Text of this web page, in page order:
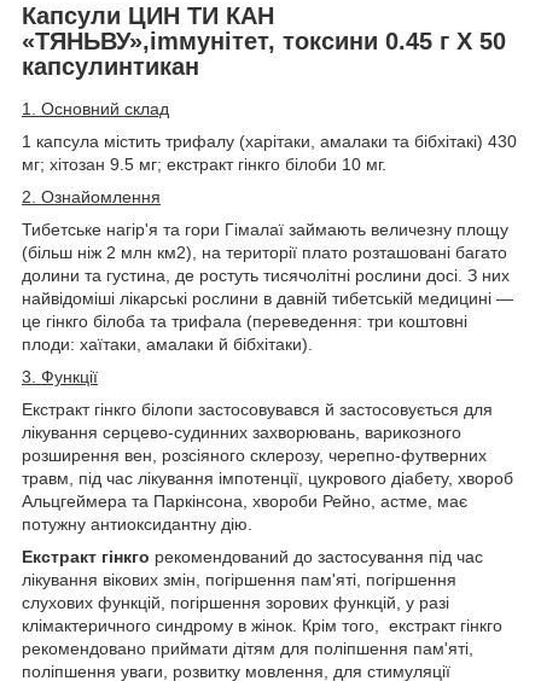
Капсули ЦИН ТИ КАН
«ТЯНЬВУ»,imмунітет, токсини 0.45 г Х 50
капсулинтикан
1. Основний склад
1 капсула містить трифалу (харітаки, амалаки та бібхітакі) 430
мг; хітозан 9.5 мг; екстракт гінкго білоби 10 мг.
2. Ознайомлення
Тибетське нагір'я та гори Гімалаї займають величезну площу
(більш ніж 2 млн км2), на території плато розташовані багато
долини та густина, де ростуть тисячолітні рослини досі. З них
найвідоміші лікарські рослини в давній тибетській медицині —
це гінкго білоба та трифала (переведення: три коштовні
плоди: хаїтаки, амалаки й бібхітаки).
3. Функції
Екстракт гінкго білопи застосовувався й застосовується для
лікування серцево-судинних захворювань, варикозного
розширення вен, розсіяного склерозу, черепно-футверних
травм, під час лікування імпотенції, цукрового діабету, хвороб
Альцгеймера та Паркінсона, хвороби Рейно, астме, має
потужну антиоксидантну дію.
Екстракт гінкго рекомендований до застосування під час
лікування вікових змін, погіршення пам'яті, погіршення
слухових функцій, погіршення зорових функцій, у разі
клімактеричного синдрому в жінок. Крім того, екстракт гінкго
рекомендовано приймати дітям для поліпшення пам'яті,
поліпшення уваги, розвитку мовлення, для стимуляції